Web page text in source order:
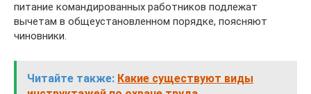
питание командированных работников подлежат
вычетам в общеустановленном порядке, поясняют
чиновники.
Читайте также: Какие существуют виды